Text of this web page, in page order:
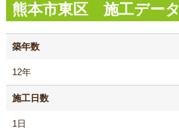
熊本市東区 施工データ
築年数
12年
施工日数
1日